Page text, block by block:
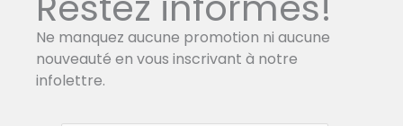
Ne manquez aucune promotion ni aucune
nouveauté en vous inscrivant à notre
infolettre.